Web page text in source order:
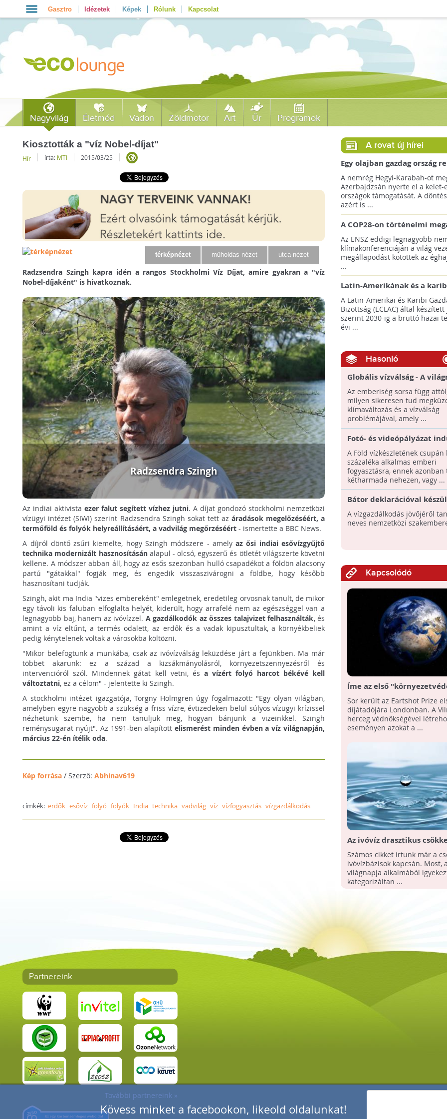
Kövess minket a facebookon, likeold oldalunkat!
Gasztro Idézetek Képek Rólunk Kapcsolat
Nagyvilág Életmód Vadon Zöldmotor Art Űr Programok
Kiosztották a "víz Nobel-díjat"
Hír írta: MTI 2015/03/25
térképnézet műholdas nézet utca nézet
Radzsendra Szingh kapra idén a rangos Stockholmi Víz Díjat, amire gyakran a "víz
Nobel-díjaként" is hivatkoznak.
Radzsendra Szingh
Az indiai aktivistaezer falut segített vízhez jutni. A díjat gondozó stockholmi nemzetközi
vízügyi intézet (SIWI) szerint Radzsendra Szingh sokat tett az áradások megelőzéséért, a
termőföld és folyók helyreállításáért, a vadvilág megőrzéséért - ismertette a BBC News.
A díjról döntő zsűri kiemelte, hogy Szingh módszere - amelyaz ősi indiai esővízgyűjtő
technika modernizált hasznosításánalapul - olcsó, egyszerű és ötletét világszerte követni
kellene. A módszer abban áll, hogy az esős szezonban hulló csapadékot a földön alacsony
partú "gátakkal" fogják meg, és engedik visszaszivárogni a földbe, hogy később
hasznosítani tudják.
Szingh, akit ma India "vizes embereként" emlegetnek, eredetileg orvosnak tanult, de mikor
egy távoli kis faluban elfoglalta helyét, kiderült, hogy arrafelé nem az egészséggel van a
legnagyobb baj, hanem az ivóvízzel. A gazdálkodók az összes talajvizet felhasználták, és
amint a víz eltűnt, a termés odalett, az erdők és a vadak kipusztultak, a környékbeliek
pedig kénytelenek voltak a városokba költözni.
"Mikor belefogtunk a munkába, csak az ivóvízválság leküzdése járt a fejünkben. Ma már
többet akarunk: ez a század a kizsákmányolásról, környezetszennyezésről és
intervencióról szól. Mindennek gátat kell vetni, és a vízért folyó harcot békévé kell
változtatni, ez a célom" - jelentette ki Szingh.
A stockholmi intézet igazgatója, Torgny Holmgren úgy fogalmazott: "Egy olyan világban,
amelyben egyre nagyobb a szükség a friss vízre, évtizedeken belül súlyos vízügyi krízissel
nézhetünk szembe, ha nem tanuljuk meg, hogyan bánjunk a vizeinkkel. Szingh
reménysugarat nyújt". Az 1991-ben alapítottelismerést minden évben a víz világnapján,
március 22-én ítélik oda.
Kép forrása / Szerző:Abhinav619
címkék:erdők esővíz folyó folyók India technika vadvilág víz vízfogyasztás vízgazdálkodás
A rovat új hírei
Egy olajban gazdag ország
jövőre a COP29 klímacsúcsot
A nemrég Hegyi-Karabah-ot
Azerbajdzsán nyerte el a kelet-
országok támogatását. A
azért is ...
A COP28-on történelmi
született! - Összefoglaló az
klímacsúcsáról
Az ENSZ eddigi legnagyobb
klímakonferenciáján a világ
megállapodást kötöttek az
...
Latin-Amerikának és a
térségnek növelniük kell
az éghajlatvédelmi célok
A Latin-Amerikai és Karibi
Bizottság (ECLAC) által
szerint 2030-ig a bruttó hazai
évi ...
Hasonló
Globális vízválság - A
20 éve van arra, hogy
találjon
Az emberiség sorsa függ
milyen sikeresen tud
klímaváltozás és a vízválság
problémájával, amely ...
Fotó- és videópályázat
Budapesti Víz
alkalmából
A Föld vízkészletének csupán
százaléka alkalmas emberi
fogyasztásra, ennek
kétharmada nehezen, vagy ...
Bátor deklarációval
Budapesti Víz
szervezői
A vízgazdálkodás jövőjéről
neves nemzetközi
Kapcsolódó
Íme az első
Nobel-díj" nyertesei!
Sor került az Eartshot Prize
díjátadójára Londonban. A
herceg védnökségével
eseményen azokat a ...
Az ivóvíz drasztikus
Számos cikket írtunk már a
ivóvízbázisok kapcsán. Most,
világnapja alkalmából
kategorizáltan ...
Partnereink
További partnereink »